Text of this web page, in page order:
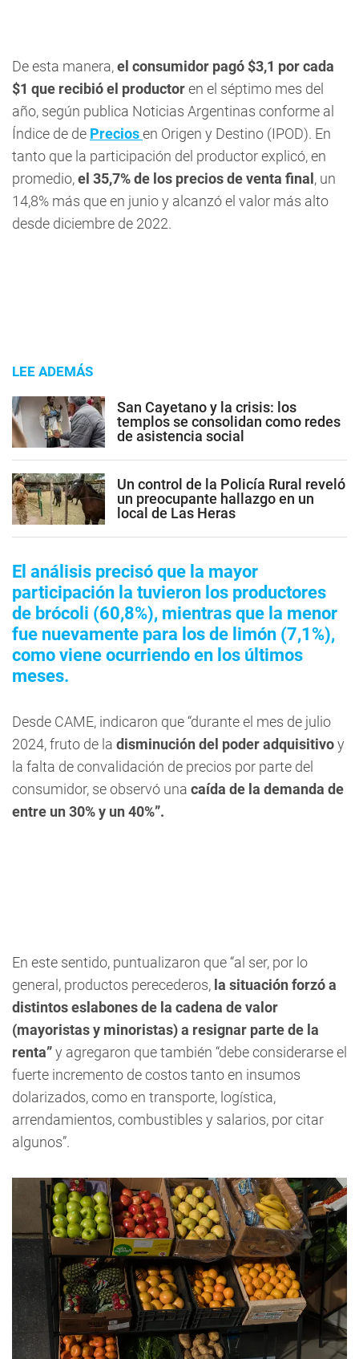
De esta manera,el consumidor pagó $3,1 por cada
$1 que recibió el productoren el séptimo mes del
año, según publica Noticias Argentinas conforme al
Índice de de Preciosen Origen y Destino (IPOD). En
tanto que la participación del productor explicó, en
promedio,el 35,7% de los precios de venta final , un
14,8% más que en junio y alcanzó el valor más alto
desde diciembre de 2022.
LEE ADEMÁS
San Cayetano y la crisis: los
templos se consolidan como redes
de asistencia social
Un control de la Policía Rural reveló
un preocupante hallazgo en un
local de Las Heras
El análisis precisó que la mayor
participación la tuvieron los productores
de brócoli (60,8%), mientras que la menor
fue nuevamente para los de limón (7,1%),
como viene ocurriendo en los últimos
meses.
Desde CAME, indicaron que “durante el mes de julio
2024, fruto de la disminución del poder adquisitivoy
la falta de convalidación de precios por parte del
consumidor, se observó una caída de la demanda de
entre un 30% y un 40%”.
En este sentido, puntualizaron que “al ser, por lo
general, productos perecederos, la situación forzó a
distintos eslabones de la cadena de valor
(mayoristas y minoristas) a resignar parte de la
renta”y agregaron que también “debe considerarse el
fuerte incremento de costos tanto en insumos
dolarizados, como en transporte, logística,
arrendamientos, combustibles y salarios, por citar
algunos”.